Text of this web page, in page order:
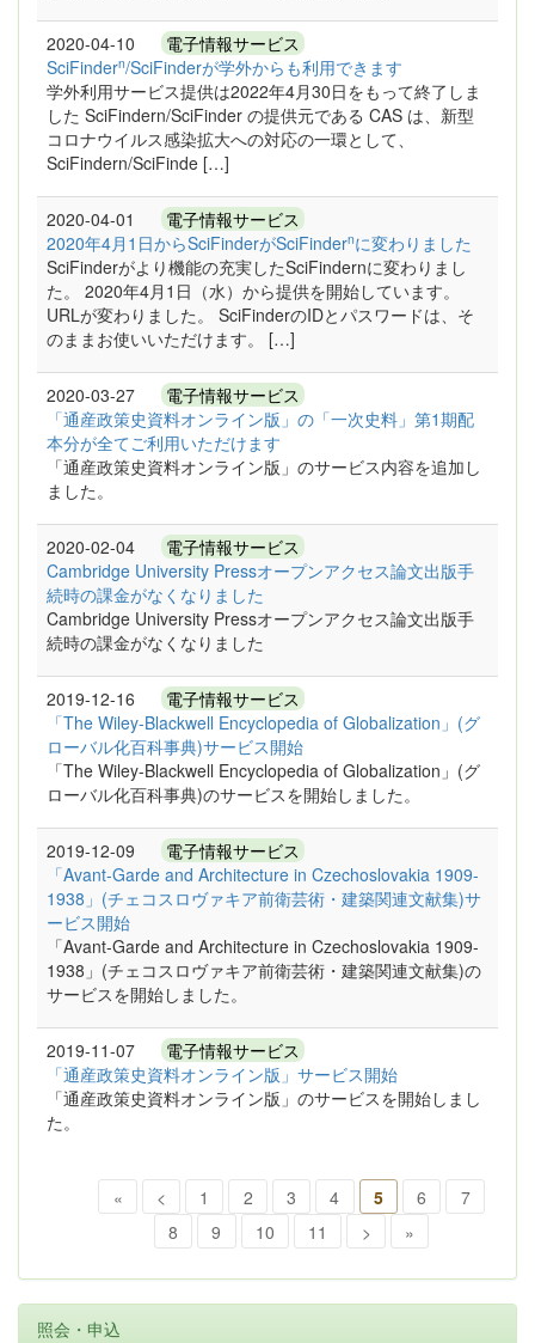
2020-04-10 電子情報サービス
SciFindern/SciFinderが学外からも利用できます
学外利用サービス提供は2022年4月30日をもって終了しま
した SciFindern/SciFinder の提供元である CAS は、新型
コロナウイルス感染拡大への対応の一環として、
SciFindern/SciFinde […]
2020-04-01 電子情報サービス
2020年4月1日からSciFinderがSciFindernに変わりました
SciFinderがより機能の充実したSciFindernに変わりまし
た。 2020年4月1日（水）から提供を開始しています。
URLが変わりました。 SciFinderのIDとパスワードは、そ
のままお使いいただけます。 […]
2020-03-27 電子情報サービス
「通産政策史資料オンライン版」の「一次史料」第1期配
本分が全てご利用いただけます
「通産政策史資料オンライン版」のサービス内容を追加し
ました。
2020-02-04 電子情報サービス
Cambridge University Pressオープンアクセス論文出版手
続時の課金がなくなりました
Cambridge University Pressオープンアクセス論文出版手
続時の課金がなくなりました
2019-12-16 電子情報サービス
「The Wiley-Blackwell Encyclopedia of Globalization」(グ
ローバル化百科事典)サービス開始
「The Wiley-Blackwell Encyclopedia of Globalization」(グ
ローバル化百科事典)のサービスを開始しました。
2019-12-09 電子情報サービス
「Avant-Garde and Architecture in Czechoslovakia 1909-
1938」(チェコスロヴァキア前衛芸術・建築関連文献集)サ
ービス開始
「Avant-Garde and Architecture in Czechoslovakia 1909-
1938」(チェコスロヴァキア前衛芸術・建築関連文献集)の
サービスを開始しました。
2019-11-07 電子情報サービス
「通産政策史資料オンライン版」サービス開始
「通産政策史資料オンライン版」のサービスを開始しまし
た。
« < 1 2 3 4 5 6
7
8
9 10 11 > »
照会・申込